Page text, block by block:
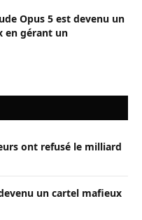
Opus 5 est devenu un
en gérant un
ont refusé le milliard
un cartel mafieux